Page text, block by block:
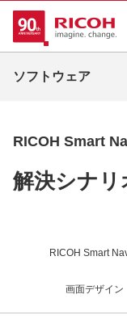
ソフトウェア
ドキュメント管理ソフト
ユーティリティソフトウ
RICOH Smart
解決シナリ
RICOH Smart
画面デザイン